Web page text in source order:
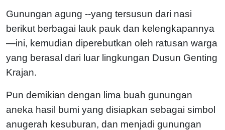
Gunungan agung --yang tersusun dari nasi
berikut berbagai lauk pauk dan kelengkapannya
—ini, kemudian diperebutkan oleh ratusan warga
yang berasal dari luar lingkungan Dusun Genting
Krajan.
Pun demikian dengan lima buah gunungan
aneka hasil bumi yang disiapkan sebagai simbol
anugerah kesuburan, dan menjadi gunungan